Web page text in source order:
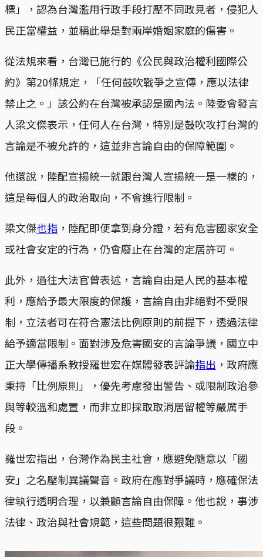
標」，認為台灣濫用行政手段打壓不同政見者，侵犯人
民正當權益，並稱此舉是對兩岸婚姻家庭的傷害。
從法規來看，台灣已施行的《公民與政治權利國際公
約》第20條規定，「任何鼓吹戰爭之宣傳，應以法律
禁止之。」該公約在台灣被承認是國內法。陸委會發言
人梁文傑表示，任何人在台灣，特別是鼓吹攻打台灣的
言論是不被允許的，這並非言論自由的保障範圍。
他還說，陸配宣揚統一就跟台灣人宣揚統一是一樣的，
這是每個人的政治取向，不會進行限制。
梁文傑也指 ，陸配即便拿到身分證，若有危害國家安全
或社會安定的行為，仍會廢止在台灣的定居許可。
此外，過往大法官曾表述，言論自由是人民的基本權
利，應給予最大限度的保護，言論自由非絕對不受限
制，立法者可在符合憲法比例原則的前提下，透過法律
給予適當限制。面對涉及危害國安的言論爭議，國立中
正大學傳播系教授羅世宏在媒體發表評論指出 ，政府應
秉持「比例原則」，優先考慮發出警告、或限制政治參
與等較溫和處置，而非立即採取取消居留權等嚴厲手
段。
羅世宏指出，台灣作為民主社會，應避免隨意以「國
安」之名壓制異議聲音。政府在應對爭議時，應確保法
律執行透明合理，以兼顧言論自由保障。他也說，事涉
法律、政治與社會規範，這些問題很艱難。